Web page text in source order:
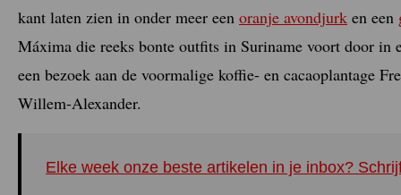
kant laten zien in onder meer een oranje avondjurk en een
Máxima die reeks bonte outfits in Suriname voort door
een bezoek aan de voormalige koffie- en cacaoplantage
Willem-Alexander.
Elke week onze beste artikelen in je inbox?